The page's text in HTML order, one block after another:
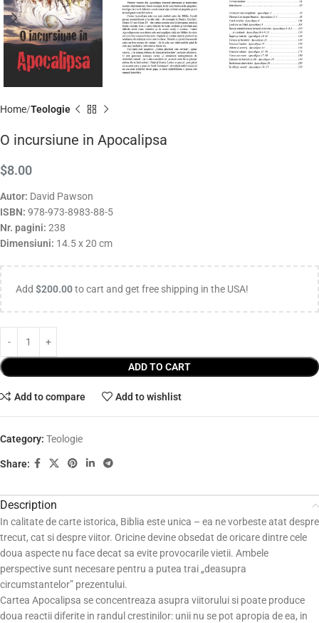
Home Teologie
O incursiune in Apocalipsa
$8.00
Autor: David Pawson
ISBN: 978-973-8983-88-5
Nr. pagini: 238
Dimensiuni: 14.5 x 20 cm
Add $200.00to cart and get free shipping in the USA!
ADD TO CART
Add to compare Add to wishlist
Category: Teologie
Share:
Description
In calitate de carte istorica, Biblia este unica – ea ne vorbeste atat despre
trecut, cat si despre viitor. Oricine devine obsedat de oricare dintre cele
doua aspecte nu face decat sa evite provocarile vietii. Ambele
perspective sunt necesare pentru a putea trai „deasupra
circumstantelor” prezentului.
Cartea Apocalipsa se concentreaza asupra viitorului si poate produce
doua reactii diferite in randul crestinilor: unii nu se pot apropia de ea, in